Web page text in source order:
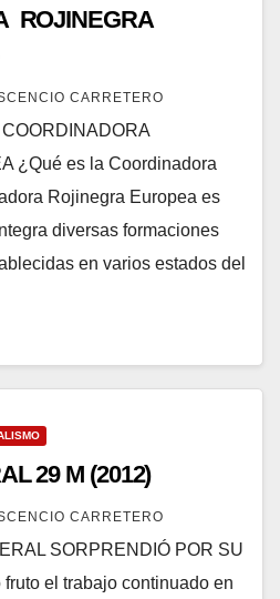
ROJINEGRA
CARRETERO
¿Qué es la Coordinadora
Rojinegra Europea es
diversas formaciones
en varios estados del
29 M (2012)
CARRETERO
SORPRENDIÓ POR SU
el trabajo continuado en